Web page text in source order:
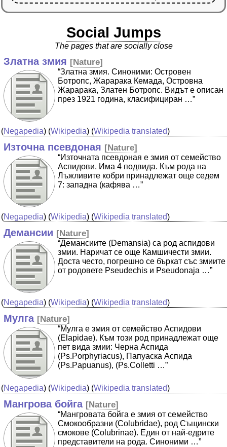
Social Jumps
The pages that are socially close
Златна змия [Nature]
“Златна змия. Синоними: Островен
Ботропс, Жарарака Кемада, Островна
Жарарака, Златен Ботропс. Видът е описан
през 1921 година, класифициран …”
(Negapedia) (Wikipedia) (Wikipedia translated)
Източна псевдоная [Nature]
“Източната псевдоная е змия от семейство
Аспидови. Има 4 подвида. Към рода на
Лъжливите кобри принадлежат още седем
7: западна (кафява …”
(Negapedia) (Wikipedia) (Wikipedia translated)
Демансии [Nature]
“Демансиите (Demansia) са род аспидови
змии. Наричат се още Камшичести змии.
Доста често, погрешно се бъркат със змиите
от родовете Pseudechis и Pseudonaja …”
(Negapedia) (Wikipedia) (Wikipedia translated)
Мулга [Nature]
“Мулга е змия от семейство Аспидови
(Elapidae). Към този род принадлежат още
пет вида змии: Черна Аспида
(Ps.Porphyriacus), Папуаска Аспида
(Ps.Papuanus), (Ps.Colletti …”
(Negapedia) (Wikipedia) (Wikipedia translated)
Мангрова бойга [Nature]
“Мангровата бойга е змия от семейство
Смокообразни (Colubridae), род Същински
смокове (Colubrinae). Един от най-едрите
представители на рода. Синоними …”